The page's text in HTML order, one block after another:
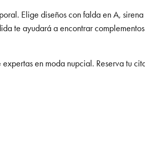
Elige diseños con falda en A,
te ayudará a encontrar
en moda nupcial. Reserva tu